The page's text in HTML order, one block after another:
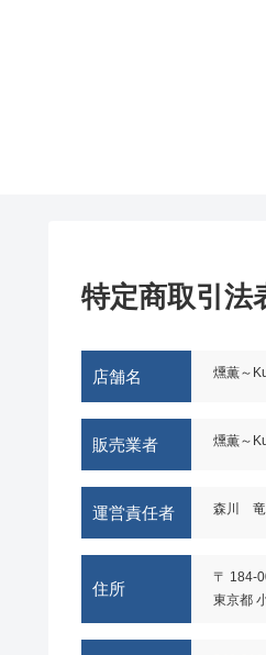
特定商取引法
店舗名 燻薫～
販売業者 燻薫～
運営責任者 森川
住所
〒 184-
東京都